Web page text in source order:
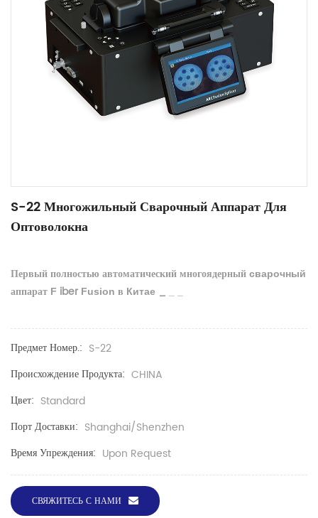
S-22 Многожильный Сварочный Аппарат Для
Оптоволокна
Первыйполностью автоматическиймногоядерный сварочный
аппарат F iber Fusion в Китае _
Предмет Номер.: S-22
Происхождение Продукта: CHINA
Цвет: Standard
Порт Доставки: Shanghai/Shenzhen
Время Упреждения: Upon Request
СВЯЖИТЕСЬ С НАМИ